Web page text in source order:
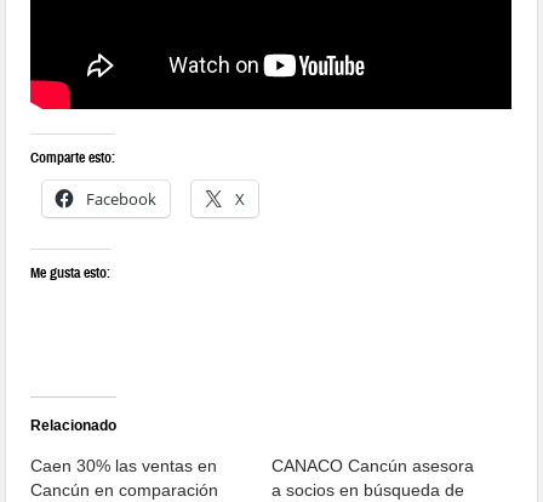
Comparte esto:
Facebook X
Me gusta esto:
Relacionado
Caen 30% las ventas en
Cancún en comparación
CANACO Cancún asesora
a socios en búsqueda de